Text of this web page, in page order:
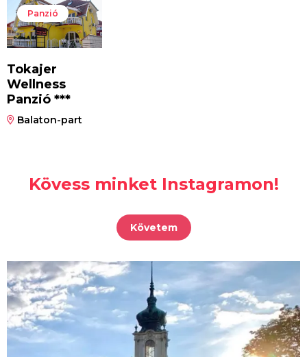
Panzió
Tokajer
Wellness
Panzió ***
Balaton-part
Kövess minket Instagramon!
Követem